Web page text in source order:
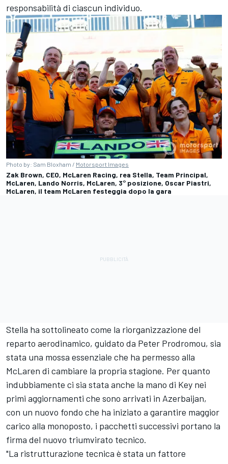
responsabilità di ciascun individuo.
Photo by: Sam Bloxham / Motorsport Images
Zak Brown, CEO, McLaren Racing, rea Stella, Team Principal,
McLaren, Lando Norris, McLaren, 3° posizione, Oscar Piastri,
McLaren, il team McLaren festeggia dopo la gara
Stella ha sottolineato come la riorganizzazione del
reparto aerodinamico, guidato da Peter Prodromou, sia
stata una mossa essenziale che ha permesso alla
McLaren di cambiare la propria stagione. Per quanto
indubbiamente ci sia stata anche la mano di Key nei
primi aggiornamenti che sono arrivati in Azerbaijan,
con un nuovo fondo che ha iniziato a garantire maggior
carico alla monoposto, i pacchetti successivi portano la
firma del nuovo triumvirato tecnico.
"La ristrutturazione tecnica è stata un fattore